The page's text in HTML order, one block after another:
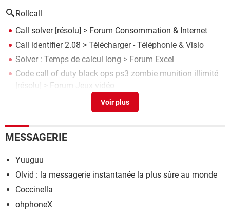
Rollcall
Call solver[résolu] > Forum Consommation & Internet
Call identifier 2.08 > Télécharger - Téléphonie & Visio
Solver : Temps de calcul long > Forum Excel
Code call of duty black ops ps3 zombie munition illimité
[résolu] > Forum Jeux vidéo
>Forum Jeux vidéo
MESSAGERIE
Yuuguu
Olvid : la messagerie instantanée la plus sûre au monde
Coccinella
ohphoneX